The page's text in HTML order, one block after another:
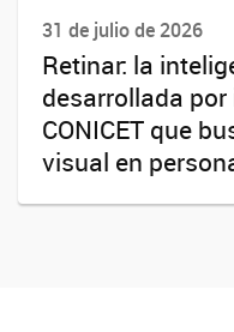
31 de julio de 2026
Retinar: la
desarrollada
CONICET que
visual en